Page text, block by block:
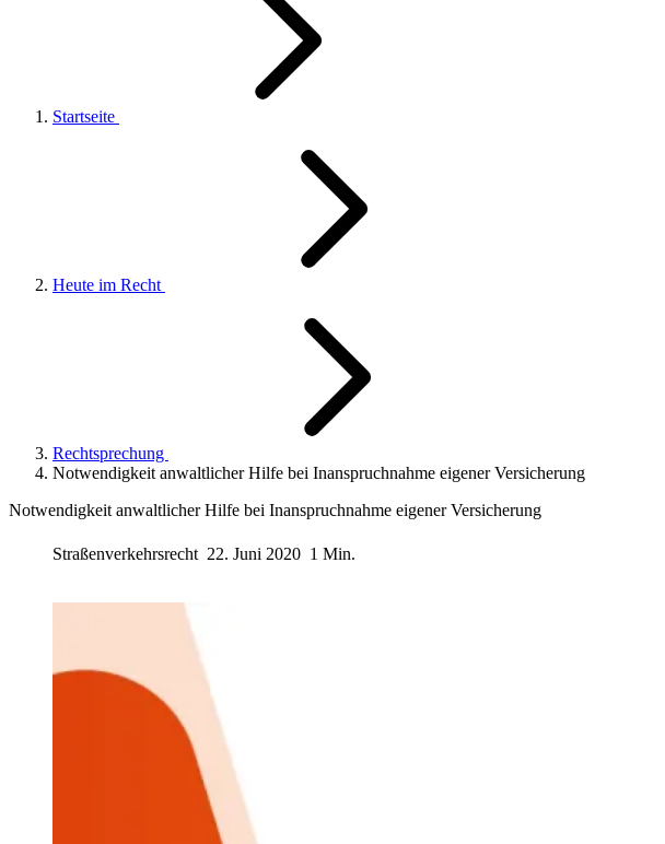
Startseite
Heute im Recht
Rechtsprechung
Notwendigkeit anwaltlicher Hilfe bei Inanspruchnahme eigener Versicherung
Notwendigkeit anwaltlicher Hilfe bei Inanspruchnahme eigener Versicherung
Straßenverkehrsrecht 22. Juni 2020 1 Min.